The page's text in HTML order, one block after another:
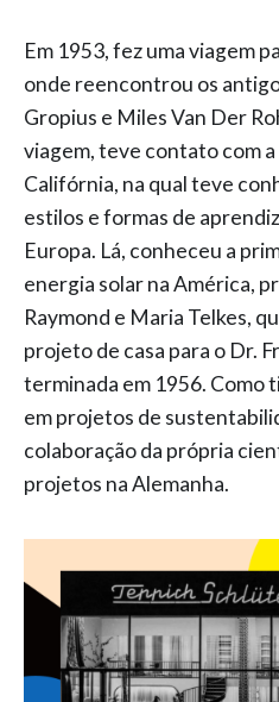
Em 1953, fez uma viagem
onde reencontrou os
Gropius e Miles Van Der
viagem, teve contato com
Califórnia, na qual teve
estilos e formas de
Europa. Lá, conheceu a
energia solar na América,
Raymond e Maria Telkes,
projeto de casa para o Dr.
terminada em 1956. Como
em projetos de
colaboração da própria
projetos na Alemanha.